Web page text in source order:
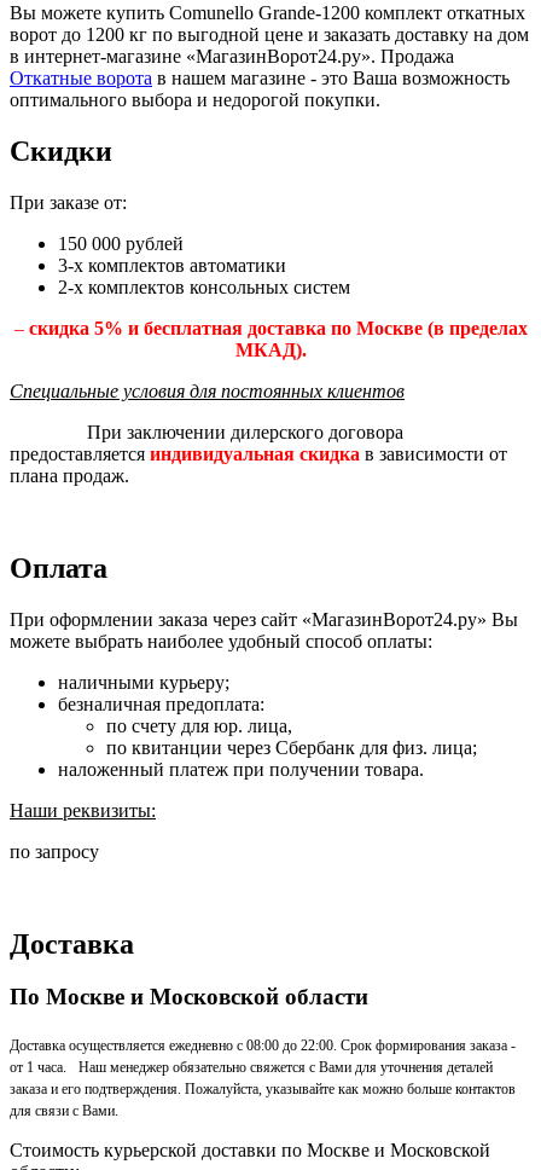
Вы можете купить Comunello Grande-1200 комплект откатных
ворот до 1200 кг по выгодной цене и заказать доставку на дом
в интернет-магазине «МагазинВорот24.ру». Продажа
Откатные ворота в нашем магазине - это Ваша возможность
оптимального выбора и недорогой покупки.
Скидки
При заказе от:
150 000 рублей
3-х комплектов автоматики
2-х комплектов консольных систем
– скидка 5% и бесплатная доставка по Москве (в пределах
МКАД).
Специальные условия для постоянных клиентов
При заключении дилерского договора
предоставляется индивидуальная скидка в зависимости от
плана продаж.
Оплата
При оформлении заказа через сайт «МагазинВорот24.ру» Вы
можете выбрать наиболее удобный способ оплаты:
наличными курьеру;
безналичная предоплата:
по счету для юр. лица,
по квитанции через Сбербанк для физ. лица;
наложенный платеж при получении товара.
Наши реквизиты:
по запросу
Доставка
По Москве и Московской области
Доставка осуществляется ежедневно с 08:00 до 22:00. Срок формирования заказа -
от 1 часа. Наш менеджер обязательно свяжется с Вами для уточнения деталей
заказа и его подтверждения. Пожалуйста, указывайте как можно больше контактов
для связи с Вами.
Стоимость курьерской доставки по Москве и Московской